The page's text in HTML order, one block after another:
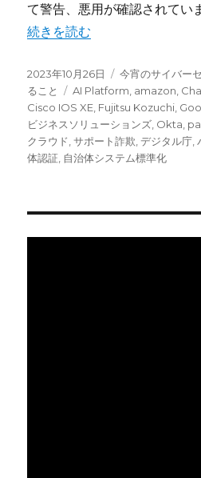
て警告、悪用が確認されてい
“今宵のサイバーセキュリテ
続きを読む
投
稿
日:
2023年10月26日
カ
テ
ゴ
リ
ー
今宵のサイバー
ること
タ
グ
AI Platform amazon
Cisco IOS XE Fujitsu Kozuchi
ビジネスソリューションズ Okta
クラウド ,サポート詐欺 ,デジタル庁
体認証 自治体システム標準化